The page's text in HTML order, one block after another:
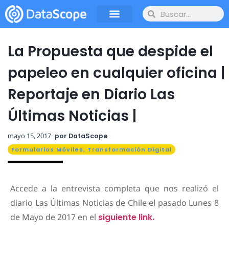
La Propuesta que despide el
papeleo en cualquier oficina |
Reportaje en Diario Las
Últimas Noticias |
mayo 15, 2017 por DataScope
Formularios Móviles , Transformación Digital
Accede a la entrevista completa que nos realizó el
diario Las Últimas Noticias de Chile el pasado Lunes 8
de Mayo de 2017 en el siguiente link.